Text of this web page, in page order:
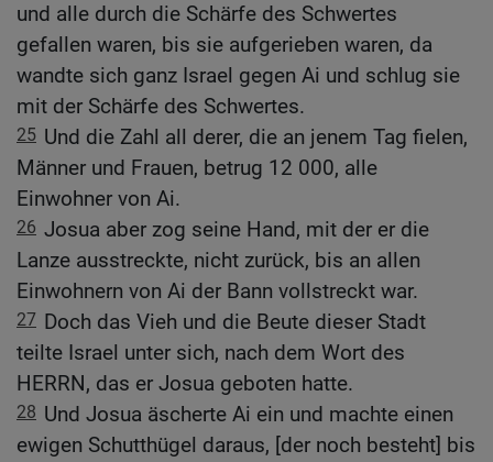
und alle durch die Schärfe des Schwertes
gefallen waren, bis sie aufgerieben waren, da
wandte sich ganz Israel gegen Ai und schlug sie
mit der Schärfe des Schwertes.
25 Und die Zahl all derer, die an jenem Tag fielen,
Männer und Frauen, betrug 12 000, alle
Einwohner von Ai.
26 Josua aber zog seine Hand, mit der er die
Lanze ausstreckte, nicht zurück, bis an allen
Einwohnern von Ai der Bann vollstreckt war.
27 Doch das Vieh und die Beute dieser Stadt
teilte Israel unter sich, nach dem Wort des
HERRN, das er Josua geboten hatte.
28 Und Josua äscherte Ai ein und machte einen
ewigen Schutthügel daraus, [der noch besteht] bis